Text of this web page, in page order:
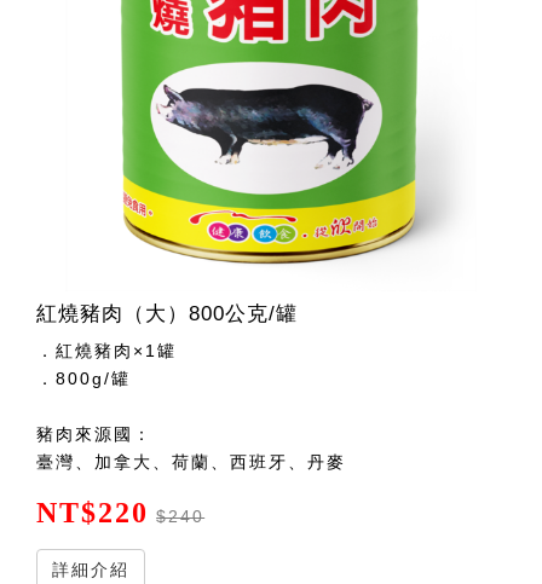
紅燒豬肉（大）800公克/罐
．紅燒豬肉×1罐
．800g/罐
豬肉來源國：
臺灣、加拿大、荷蘭、西班牙、丹麥
NT$220 $240
詳細介紹